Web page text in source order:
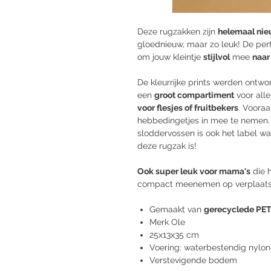
Deze rugzakken zijn helemaal
gloednieuw, maar zo leuk! De
om jouw kleintje stijlvolmee
De kleurrijke prints werden
een groot compartimentvoor
voor flesjes of fruitbekers.
hebbedingetjes in mee te
sloddervossen is ook het label
deze rugzak is!
Ook super leuk voor mama's die
compact meenemen op
Gemaakt van gerecyclede
Merk Ole
25x13x35 cm
Voering: waterbestendig nylon
Verstevigende bodem